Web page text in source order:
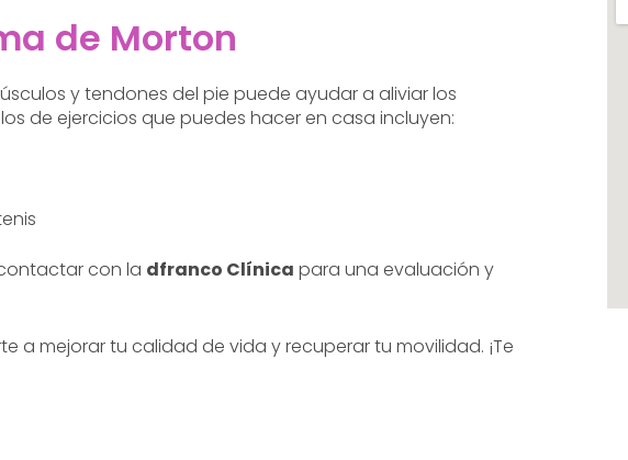
de Morton
y tendones del pie puede ayudar a aliviar los
de ejercicios que puedes hacer en casa incluyen:
con la dfranco Clínica para una evaluación y
a mejorar tu calidad de vida y recuperar tu movilidad. ¡Te